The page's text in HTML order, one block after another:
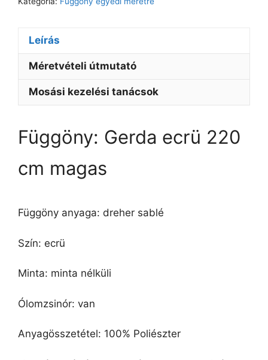
Leírás
Méretvételi útmutató
Mosási kezelési tanácsok
Függöny: Gerda ecrü 220
cm magas
Függöny anyaga: dreher sablé
Szín: ecrü
Minta: minta nélküli
Ólomzsinór: van
Anyagösszetétel: 100% Poliészter